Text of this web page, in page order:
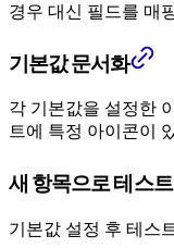
경우 대신 필드를 매
기본값 문서화
각 기본값을 설정한
트에 특정 아이콘이
새 항목으로 테스트
기본값 설정 후 테스